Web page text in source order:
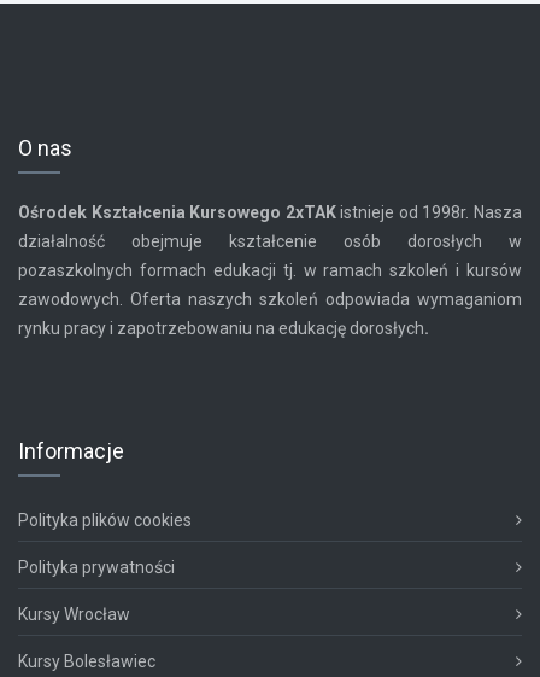
O nas
Ośrodek Kształcenia Kursowego 2xTAKistnieje od 1998r. Nasza
działalność obejmuje kształcenie osób dorosłych w
pozaszkolnych formach edukacji tj. w ramach szkoleń i kursów
zawodowych. Oferta naszych szkoleń odpowiada wymaganiom
rynku pracy i zapotrzebowaniu na edukację dorosłych.
Informacje
Polityka plików cookies
Polityka prywatności
Kursy Wrocław
Kursy Bolesławiec